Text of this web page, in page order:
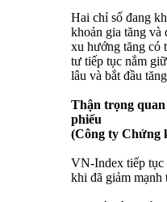
Hai chỉ số đang
khoản gia tăng và
xu hướng tăng có
tư tiếp tục nắm
lâu và bắt đầu
Thận trọng quan
phiếu
(Công ty Chứng
VN-Index tiếp tục
khi đã giảm